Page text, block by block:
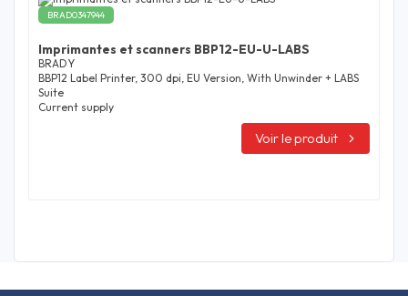
BRAD0347944
Imprimantes et scanners BBP12-EU-U-LABS
BRADY
BBP12 Label Printer, 300 dpi, EU Version, With Unwinder + LABS
Suite
Current supply
Voir le produit